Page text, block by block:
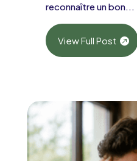
reconnaître un bon...
View Full Post